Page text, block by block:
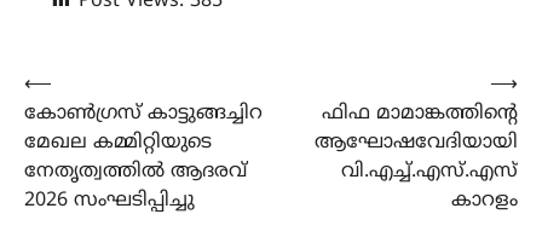
Post
navigation
⟵
കോൺഗ്രസ് കാട്ടുങ്ങച്ചിറ
മേഖല കമ്മിറ്റിയുടെ
നേതൃത്വത്തിൽ ആദരവ്
2026 സംഘടിപ്പിച്ചു
ഫിഫ മാമാങ്കത്തിന്റെ
ആഘോഷവേദിയായി
വി.എച്ച്.എസ്.എസ്
കാറളം
⟶